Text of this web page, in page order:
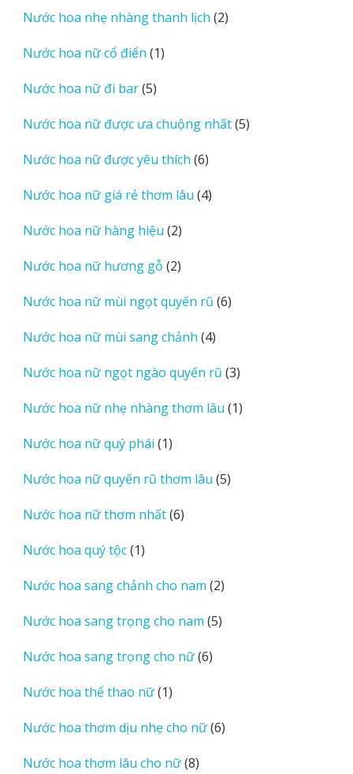
phẩm
Nước hoa nhẹ nhàng thanh lịch 22
Nước hoa nữ cổ điển 11
Nước hoa nữ đi bar 55
phẩm
Nước hoa nữ được ưa chuộng nhất 55
Nước hoa nữ được yêu thích 66
phẩm
Nước hoa nữ giá rẻ thơm lâu 44
Nước hoa nữ hàng hiệu 22
phẩm
Nước hoa nữ hương gỗ 22
phẩm
Nước hoa nữ mùi ngọt quyến rũ 66
Nước hoa nữ mùi sang chảnh 44
phẩm
Nước hoa nữ ngọt ngào quyến rũ 33
phẩm
Nước hoa nữ nhẹ nhàng thơm lâu 11
Nước hoa nữ quý phái 11
phẩm
Nước hoa nữ quyến rũ thơm lâu 55
Nước hoa nữ thơm nhất 66
Nước hoa quý tộc 11
phẩm
Nước hoa sang chảnh cho nam 22
phẩm
Nước hoa sang trọng cho nam 55
Nước hoa sang trọng cho nữ 66
Nước hoa thể thao nữ 11
phẩm
Nước hoa thơm dịu nhẹ cho nữ 66
Nước hoa thơm lâu cho nữ 88